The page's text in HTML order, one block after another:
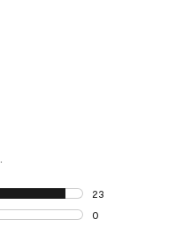
23
23 reviews with
0